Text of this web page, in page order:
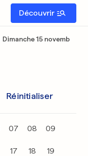
Découvrir
Dimanche 15 novembre
Réinitialiser
07 08 09
17 18 19